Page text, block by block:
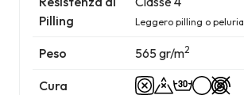
Pilling
Leggero pilling o peluria
Peso 565 gr/m2
Cura